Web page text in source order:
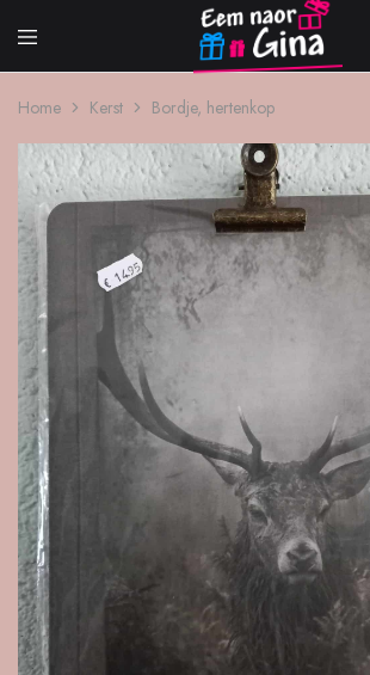
naor
en
cadeautjes
Home Kerst Bordje, hertenkop